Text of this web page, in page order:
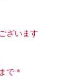
ざいます
で＊